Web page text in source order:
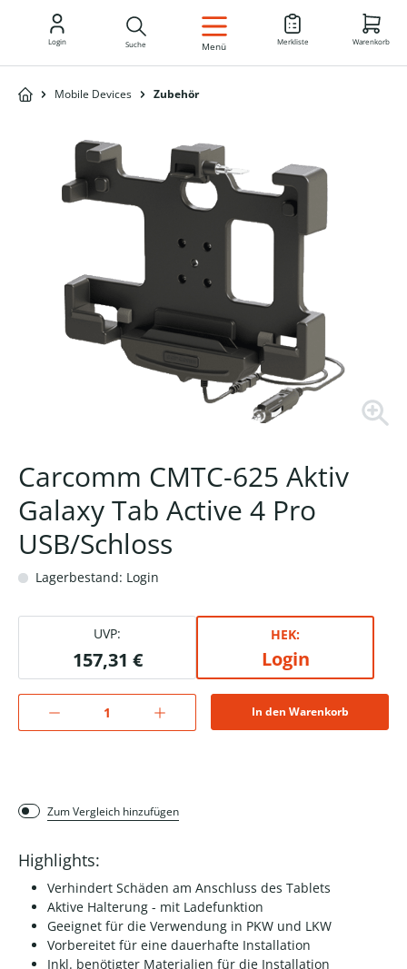
DE
Login Suche Menü Merkliste Warenkorb
Mobile Devices Zubehör
Carcomm CMTC-625 Aktiv
Galaxy Tab Active 4 Pro
USB/Schloss
Lagerbestand: Login
UVP:
157,31 €
HEK:
Login
In den Warenkorb
Zum Vergleich hinzufügen
Highlights:
Verhindert Schäden am Anschluss des Tablets
Aktive Halterung - mit Ladefunktion
Geeignet für die Verwendung in PKW und LKW
Vorbereitet für eine dauerhafte Installation
Inkl. benötigter Materialien für die Installation